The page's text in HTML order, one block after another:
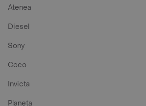
Atenea
Diesel
Sony
Coco
Invicta
Planeta